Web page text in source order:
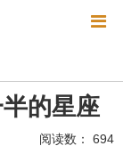
挽回爱情
离婚 心情
的星座
阅读数： 694